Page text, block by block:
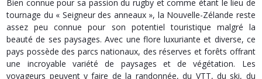
Bien connue pour sa passion du rugby et comme étant le lieu de
tournage du « Seigneur des anneaux », la Nouvelle-Zélande reste
assez peu connue pour son potentiel touristique malgré la
beauté de ses paysages. Avec une flore luxuriante et diverse, ce
pays possède des parcs nationaux, des réserves et forêts offrant
une incroyable variété de paysages et de végétation. Les
voyageurs peuvent y faire de la randonnée, du VTT, du ski, du